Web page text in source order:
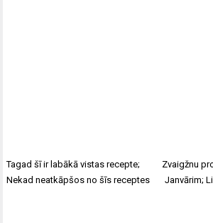
Tagad šī ir labākā vistas recepte;
Nekad neatkāpšos no šīs receptes
Zvaigžnu
Janvārim;